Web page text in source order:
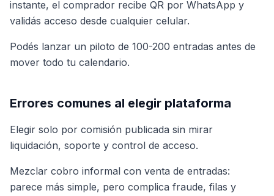
instante, el comprador recibe QR por WhatsApp y
validás acceso desde cualquier celular.
Podés lanzar un piloto de 100-200 entradas antes de
mover todo tu calendario.
Errores comunes al elegir plataforma
Elegir solo por comisión publicada sin mirar
liquidación, soporte y control de acceso.
Mezclar cobro informal con venta de entradas:
parece más simple, pero complica fraude, filas y